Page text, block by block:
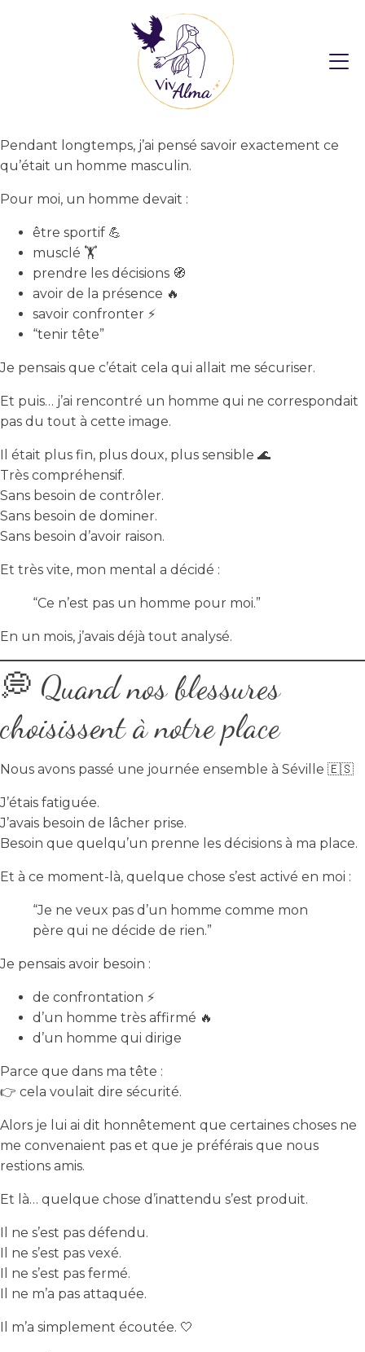
Pendant longtemps, j’ai pensé savoir exactement ce
qu’était un homme masculin.
Pour moi, un homme devait :
être sportif 💪
musclé 🏋️
prendre les décisions 🧭
avoir de la présence 🔥
savoir confronter ⚡
“tenir tête”
Je pensais que c’était cela qui allait me sécuriser.
Et puis… j’ai rencontré un homme qui ne correspondait
pas du tout à cette image.
Il était plus fin, plus doux, plus sensible 🌊
Très compréhensif.
Sans besoin de contrôler.
Sans besoin de dominer.
Sans besoin d’avoir raison.
Et très vite, mon mental a décidé :
“Ce n’est pas un homme pour moi.”
En un mois, j’avais déjà tout analysé.
💭 Quand nos blessures
choisissent à notre place
Nous avons passé une journée ensemble à Séville 🇪🇸
J’étais fatiguée.
J’avais besoin de lâcher prise.
Besoin que quelqu’un prenne les décisions à ma place.
Et à ce moment-là, quelque chose s’est activé en moi :
“Je ne veux pas d’un homme comme mon
père qui ne décide de rien.”
Je pensais avoir besoin :
de confrontation ⚡
d’un homme très affirmé 🔥
d’un homme qui dirige
Parce que dans ma tête :
👉 cela voulait dire sécurité.
Alors je lui ai dit honnêtement que certaines choses ne
me convenaient pas et que je préférais que nous
restions amis.
Et là… quelque chose d’inattendu s’est produit.
Il ne s’est pas défendu.
Il ne s’est pas vexé.
Il ne s’est pas fermé.
Il ne m’a pas attaquée.
Il m’a simplement écoutée. 🤍